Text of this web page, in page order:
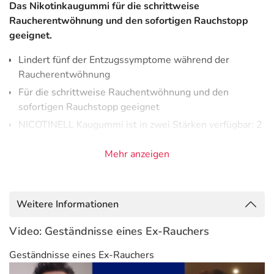
Das Nikotinkaugummi für die schrittweise
Raucherentwöhnung und den sofortigen Rauchstopp
geeignet.
Lindert fünf der Entzugssymptome während der
Raucherentwöhnung
Für die schrittweise Rauchentwöhnung und den
sofortigen Rauchstopp geeignet
NICOTINELL Kaugummi ist in zwei Stärken verfügbar: 2
Praktisch für unterwegs
Wenn es um das Thema Nikotinersatztherapie geht, hat
NICOTINELL hilft dabei, das Rauchverlangen während der
Raucherentwöhnung zu lindern. Bei akutem
Rauchverlangen führt das Kaugummi dem Körper Nikotin
Mehr anzeigen
Weitere Informationen
Video: Geständnisse eines Ex-Rauchers
Geständnisse eines Ex-Rauchers